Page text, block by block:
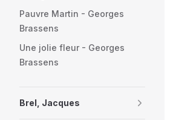
Pauvre Martin - Georges
Brassens
Une jolie fleur - Georges
Brassens
Brel, Jacques